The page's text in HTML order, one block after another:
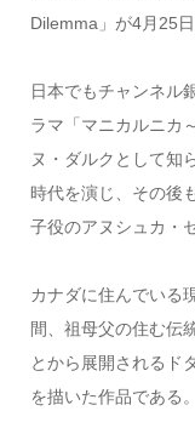
Dilemma」が4月25
日本でもチャンネル
ラマ「マニカルニカ
ヌ・ダルクとして知
時代を演じ、その後
子役のアヌシュカ・
カナダに住んでいる
間、祖母父の住む伝
とから展開されるド
を描いた作品である。